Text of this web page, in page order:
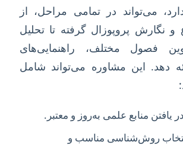
می‌تواند در تمامی مراحل، از
نگارش پروپوزال گرفته تا تحلیل
فصول مختلف، راهنمایی‌های
دهد. این مشاوره می‌تواند شامل
یافتن منابع علمی به‌روز و معتبر.
روش‌شناسی مناسب و